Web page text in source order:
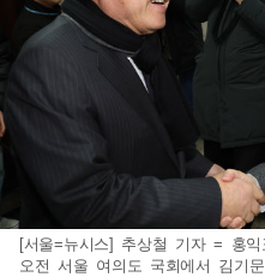
[서울=뉴시스] 추상철 기자 = 홍
오전 서울 여의도 국회에서 김기